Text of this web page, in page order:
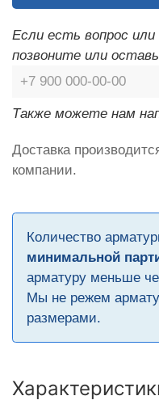
Если есть вопрос
позвоните или
Также можете нам
Доставка
компании.
Количество
минимальной
арматуру меньше
Мы не режем
размерами.